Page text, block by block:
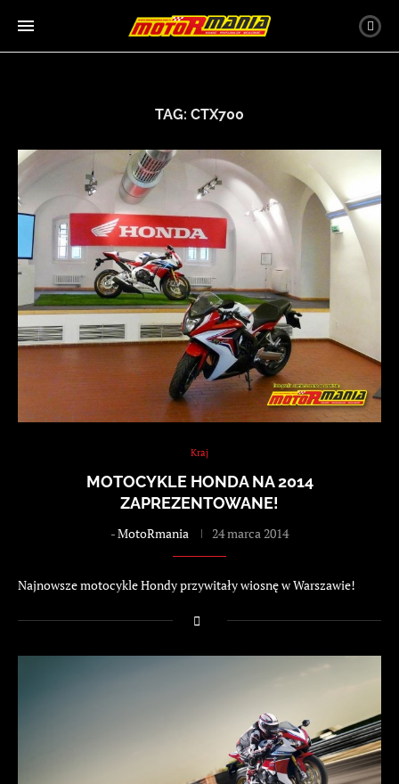
TAG: CTX700
Kraj
MOTOCYKLE HONDA NA 2014
ZAPREZENTOWANE!
-MotoRmania 24 marca 2014
Najnowsze motocykle Hondy przywitały wiosnę w Warszawie!